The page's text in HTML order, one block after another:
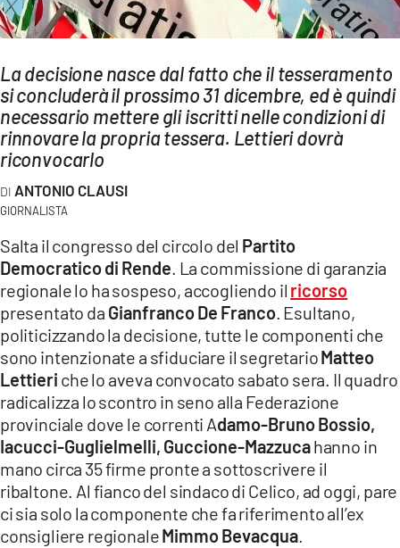
LAC NETWORK
LAC ONAIR
LaC
Network
LACPLAY.IT
LACTV.IT
LACONAIR.IT
ILREGGINO.IT
COSENZACHANNEL.IT
ILVIBONESE.IT
CATANZAROCHANNEL.IT
LACAPITALENEWS.IT
App
ANDROID
APPLE
La decisione nasce dal fatto che il tesseramento
si concluderà il prossimo 31 dicembre, ed è quindi
necessario mettere gli iscritti nelle condizioni di
rinnovare la propria tessera. Lettieri dovrà
riconvocarlo
ANTONIO CLAUSI
GIORNALISTA
Salta il congresso del circolo del Partito
Democratico di Rende. La commissione di garanzia
regionale lo ha sospeso, accogliendo il ricorso
presentato da Gianfranco De Franco. Esultano,
politicizzando la decisione, tutte le componenti che
sono intenzionate a sfiduciare il segretarioMatteo
Lettieri che lo aveva convocato sabato sera. Il quadro
radicalizza lo scontro in seno alla Federazione
provinciale dove le correnti Adamo-Bruno Bossio,
Iacucci-Guglielmelli, Guccione-Mazzucahanno in
mano circa 35 firme pronte a sottoscrivere il
ribaltone. Al fianco del sindaco di Celico, ad oggi, pare
ci sia solo la componente che fa riferimento all’ex
consigliere regionaleMimmo Bevacqua.